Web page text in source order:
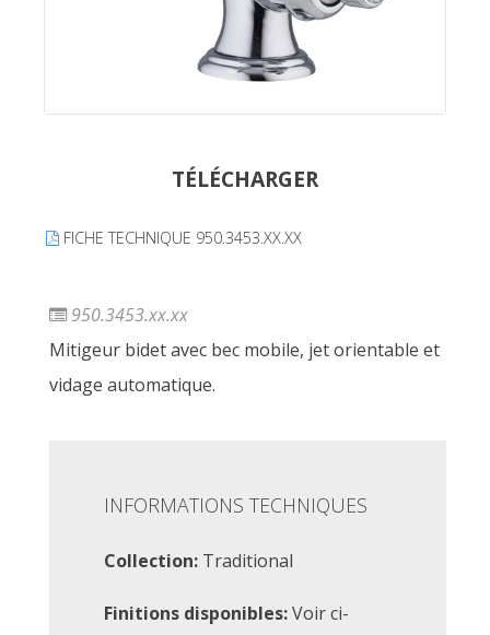
TÉLÉCHARGER
FICHE TECHNIQUE 950.3453.XX.XX
950.3453.xx.xx
Mitigeur bidet avec bec mobile, jet orientable et
vidage automatique.
INFORMATIONS TECHNIQUES
Collection: Traditional
Finitions disponibles:Voir ci-